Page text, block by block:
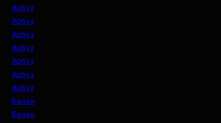
Арбуз
Арбуз
Арбуз
Арбуз
Арбуз
Арбуз
Арбуз
Банан
Банан